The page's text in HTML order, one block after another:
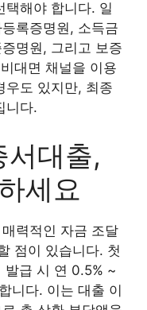
택해야 합니다. 일
록증명원, 소득금
명원, 그리고 보증
대면 채널을 이용
우도 있지만, 최종
니다.
서대출,
세요
력적인 자금 조달
점이 있습니다. 첫
발급 시 연 0.5% ~
니다. 이는 대출 이